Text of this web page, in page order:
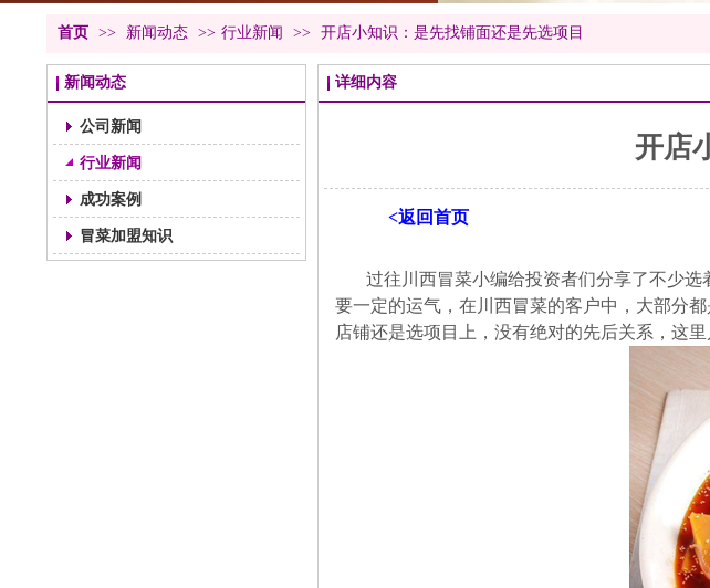
首页 >> 新闻动态 >> 行业新闻 >> 开店小知识：是先找铺面还是先选项目
新闻动态
公司新闻
行业新闻
成功案例
冒菜加盟知识
详细内容
开店
<返回首页
过往川西冒菜小编给投资者们分享了不少
要一定的运气，在川西冒菜的客户中，大部分
店铺还是选项目上，没有绝对的先后关系，这